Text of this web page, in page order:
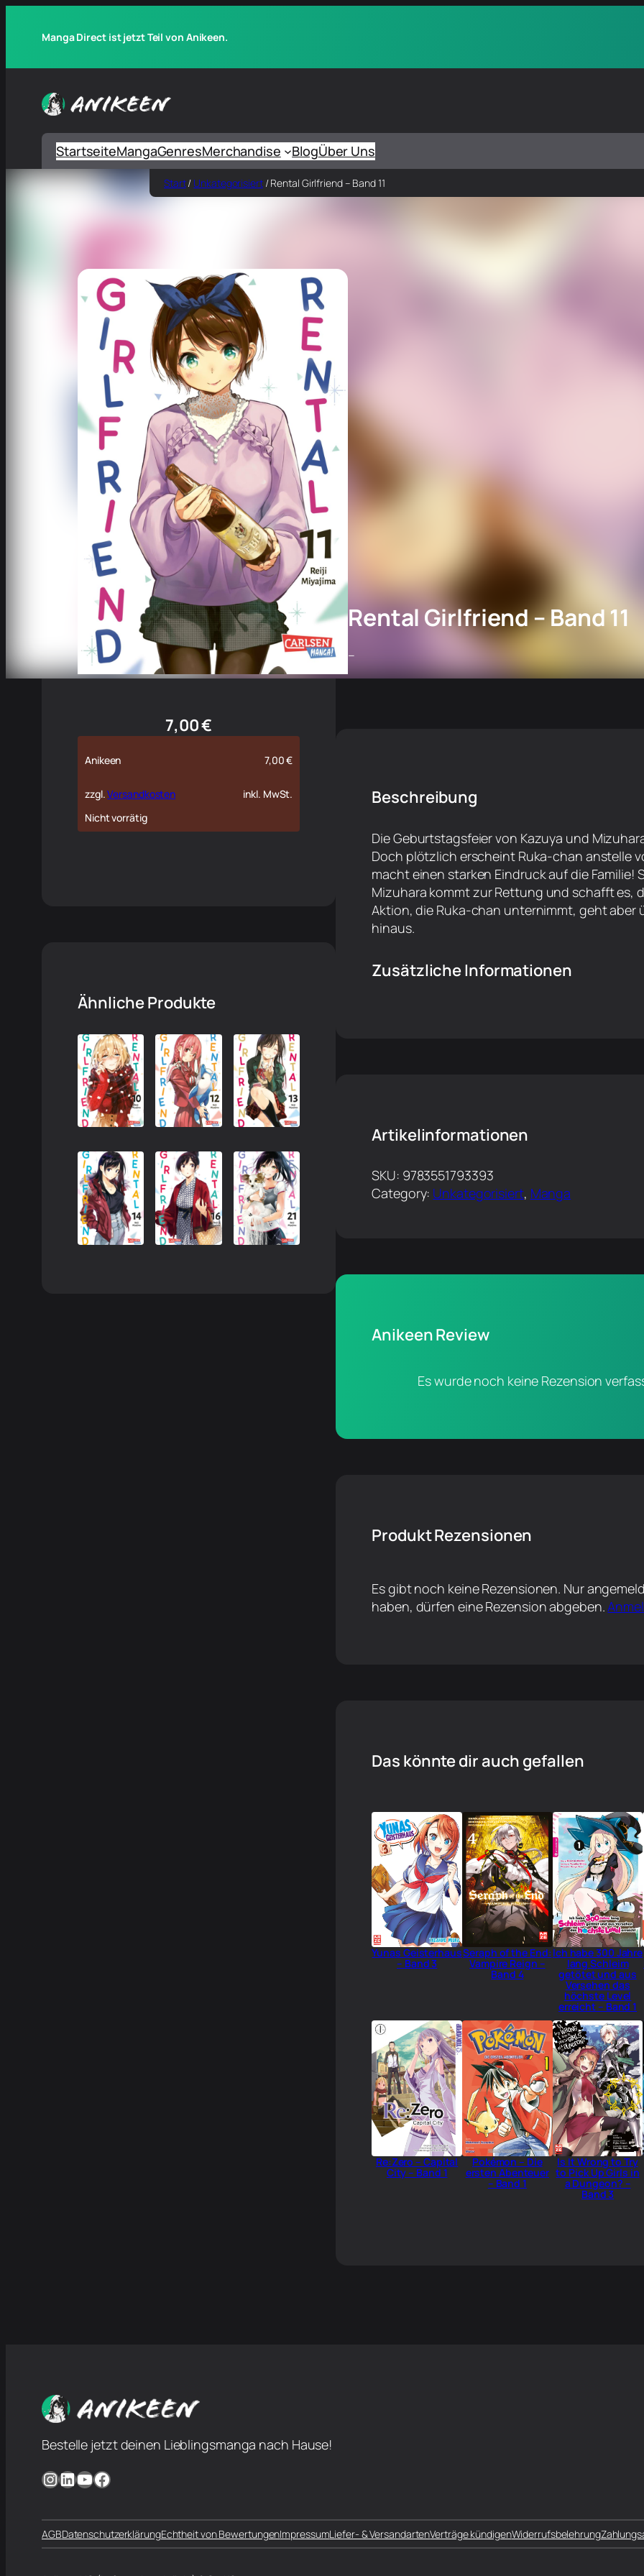
Manga Direct ist jetzt Teil von Anikeen.
StartseiteMangaGenresMerchandise BlogÜber Uns
Start/ Unkategorisiert/ Rental Girlfriend – Band 11
Rental Girlfriend – Band 11
–
7,00€
Anikeen 7,00€
zzgl.Versandkosten
inkl. MwSt.
Nicht vorrätig
Ähnliche Produkte
Beschreibung
Die Geburtstagsfeier von Kazuya und
Doch plötzlich erscheint Ruka-chan anstelle
macht einen starken Eindruck auf die Familie!
Mizuhara kommt zur Rettung und schafft es,
Aktion, die Ruka-chan unternimmt, geht aber
hinaus.
Zusätzliche Informationen
Artikelinformationen
SKU: 9783551793393
Category: Unkategorisiert, Manga
Anikeen Review
Es wurde noch keine Rezension
Produkt Rezensionen
Es gibt noch keine Rezensionen. Nur
haben, dürfen eine Rezension abgeben.
Das könnte dir auch gefallen
Yunas Geisterhaus
– Band 3
Seraph of the End:
Vampire Reign –
Band 4
Ich habe 300 Jahre
lang Schleim
getötet und aus
Versehen das
höchste Level
erreicht – Band 1
Re:Zero – Capital
City – Band 1
Pokémon – Die
ersten Abenteuer
– Band 1
Is It Wrong to Try
to Pick Up Girls in
a Dungeon? –
Band 3
Bestelle jetzt deinen Lieblingsmanga nach Hause!
InstagramLinkedIn YouTube Facebook
AGBDatenschutzerklärungEchtheit von BewertungenImpressumLiefer- & VersandartenVerträge kündigenWiderrufsbelehrung